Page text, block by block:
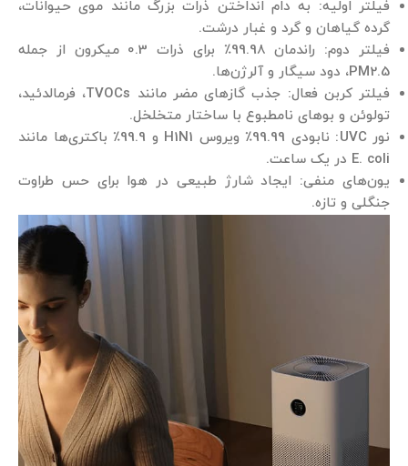
فیلتر اولیه: به دام انداختن ذرات بزرگ مانند موی حیوانات،
گرده گیاهان و گرد و غبار درشت.
فیلتر دوم: راندمان 99.98٪ برای ذرات 0.3 میکرون از جمله
PM2.5، دود سیگار و آلرژن‌ها.
فیلتر کربن فعال: جذب گازهای مضر مانند TVOCs، فرمالدئید،
تولوئن و بوهای نامطبوع با ساختار متخلخل.
نور UVC: نابودی 99.99٪ ویروس H1N1 و 99.9٪ باکتری‌ها مانند
E. coli در یک ساعت.
یون‌های منفی: ایجاد شارژ طبیعی در هوا برای حس طراوت
جنگلی و تازه.